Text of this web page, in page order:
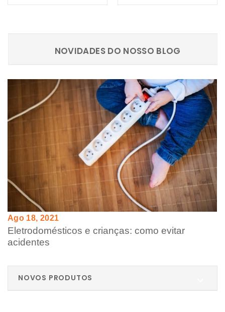
Ago 18, 2021
Eletrodomésticos e crianças: como evitar
acidentes
NOVIDADES DO NOSSO BLOG
NOVOS PRODUTOS